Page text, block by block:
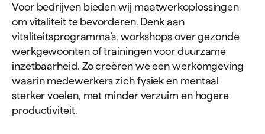
Voor bedrijven bieden wij maatwerkoplossingen
om vitaliteit te bevorderen. Denk aan
vitaliteitsprogramma’s, workshops over gezonde
werkgewoonten of trainingen voor duurzame
inzetbaarheid. Zo creëren we een werkomgeving
waarin medewerkers zich fysiek en mentaal
sterker voelen, met minder verzuim en hogere
productiviteit.